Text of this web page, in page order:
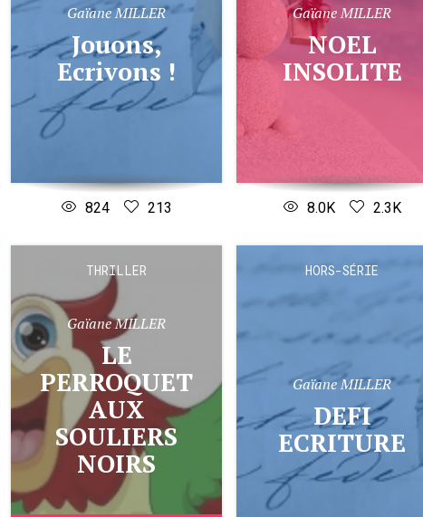
Gaïane MILLER
Jouons,
Ecrivons !
824 213
Gaïane MILLER
NOEL
INSOLITE
8.0K 2.3K
THRILLER
Gaïane MILLER
LE
PERROQUET
AUX
SOULIERS
NOIRS
HORS-SÉRIE
Gaïane MILLER
DEFI
ECRITURE